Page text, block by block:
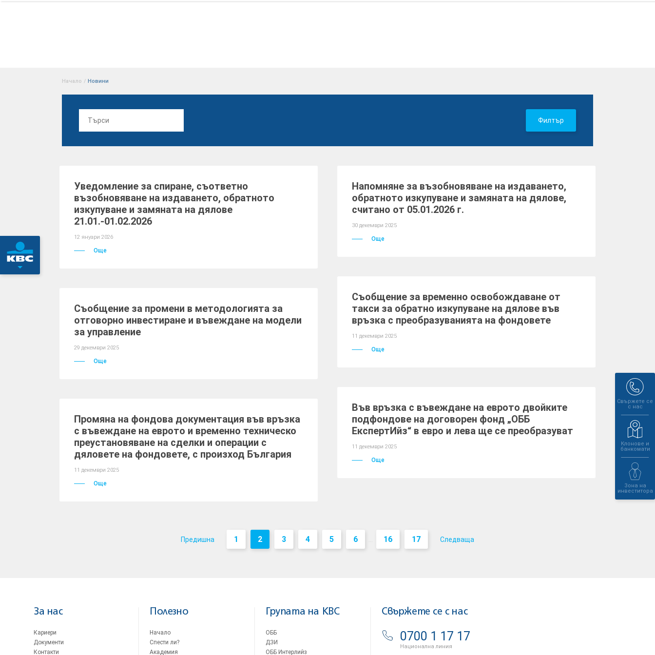
Свържете се
с нас
Клонове и
банкомати
Зона на
инвеститора
Начало / Новини
Филтър
Уведомление за спиране, съответно
възобновяване на издаването, обратното
изкупуване и замяната на дялове
21.01.-01.02.2026
12 януари 2026
Още
Напомняне за възобновяване на издаването,
обратното изкупуване и замяната на дялове,
считано от 05.01.2026 г.
30 декември 2025
Още
Съобщение за промени в методологията за
отговорно инвестиране и въвеждане на модели
за управление
29 декември 2025
Още
Съобщение за временно освобождаване от
такси за обратно изкупуване на дялове във
връзка с преобразуванията на фондовете
11 декември 2025
Още
Промяна на фондова документация във връзка
с въвеждане на еврото и временно техническо
преустановяване на сделки и операции с
дяловете на фондовете, с произход България
11 декември 2025
Още
Във връзка с въвеждане на еврото двойките
подфондове на договорен фонд „ОББ
ЕкспертИйз“ в евро и лева ще се преобразуват
11 декември 2025
Още
Предишна 1 2 3 4 5 6 ... 16 17 Следваща
За нас
Кариери
Документи
Контакти
Полезно
Начало
Спести ли?
Академия
Групата на KBC
ОББ
ДЗИ
ОББ Интерлийз
Свържете се с нас
0700 1 17 17
Национална линия